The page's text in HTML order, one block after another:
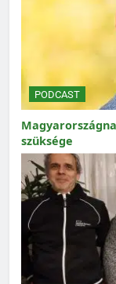
PODCAST
szüksége